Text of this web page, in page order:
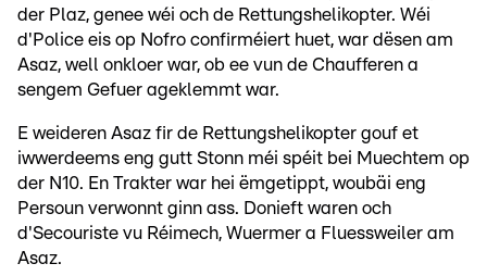
der Plaz, genee wéi och de Rettungshelikopter. Wéi
d'Police eis op Nofro confirméiert huet, war dësen am
Asaz, well onkloer war, ob ee vun de Chaufferen a
sengem Gefuer ageklemmt war.
E weideren Asaz fir de Rettungshelikopter gouf et
iwwerdeems eng gutt Stonn méi spéit bei Muechtem op
der N10. En Trakter war hei ëmgetippt, woubäi eng
Persoun verwonnt ginn ass. Donieft waren och
d'Secouriste vu Réimech, Wuermer a Fluessweiler am
Asaz.